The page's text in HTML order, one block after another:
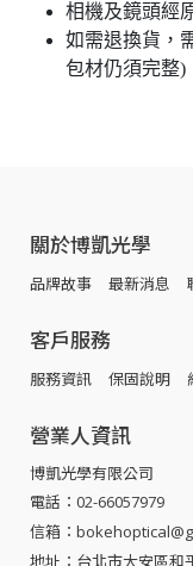
相機及鏡頭經
如需退換貨，
包材仍須完整)
關於博凱光學
品牌故事 最新消息
客戶服務
服務資訊 保固說明
營業人資訊
博凱光學有限公司
電話：02-66057979
信箱：
地址：台北市大安區和